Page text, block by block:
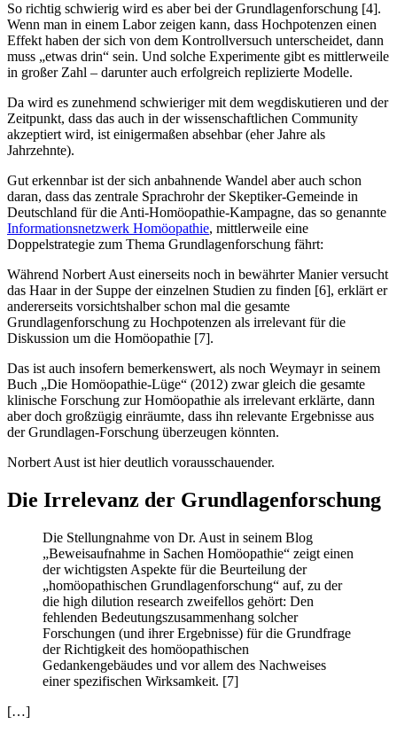
So richtig schwierig wird es aber bei der Grundlagenforschung [4].
Wenn man in einem Labor zeigen kann, dass Hochpotenzen einen
Effekt haben der sich von dem Kontrollversuch unterscheidet, dann
muss „etwas drin“ sein. Und solche Experimente gibt es mittlerweile
in großer Zahl – darunter auch erfolgreich replizierte Modelle.
Da wird es zunehmend schwieriger mit dem wegdiskutieren und der
Zeitpunkt, dass das auch in der wissenschaftlichen Community
akzeptiert wird, ist einigermaßen absehbar (eher Jahre als
Jahrzehnte).
Gut erkennbar ist der sich anbahnende Wandel aber auch schon
daran, dass das zentrale Sprachrohr der Skeptiker-Gemeinde in
Deutschland für die Anti-Homöopathie-Kampagne, das so genannte
Informationsnetzwerk Homöopathie, mittlerweile eine
Doppelstrategie zum Thema Grundlagenforschung fährt:
Während Norbert Aust einerseits noch in bewährter Manier versucht
das Haar in der Suppe der einzelnen Studien zu finden [6], erklärt er
andererseits vorsichtshalber schon mal die gesamte
Grundlagenforschung zu Hochpotenzen als irrelevant für die
Diskussion um die Homöopathie [7].
Das ist auch insofern bemerkenswert, als noch Weymayr in seinem
Buch „Die Homöopathie-Lüge“ (2012) zwar gleich die gesamte
klinische Forschung zur Homöopathie als irrelevant erklärte, dann
aber doch großzügig einräumte, dass ihn relevante Ergebnisse aus
der Grundlagen-Forschung überzeugen könnten.
Norbert Aust ist hier deutlich vorausschauender.
Die Irrelevanz der Grundlagenforschung
Die Stellungnahme von Dr. Aust in seinem Blog
„Beweisaufnahme in Sachen Homöopathie“ zeigt einen
der wichtigsten Aspekte für die Beurteilung der
„homöopathischen Grundlagenforschung“ auf, zu der
die high dilution research zweifellos gehört: Den
fehlenden Bedeutungszusammenhang solcher
Forschungen (und ihrer Ergebnisse) für die Grundfrage
der Richtigkeit des homöopathischen
Gedankengebäudes und vor allem des Nachweises
einer spezifischen Wirksamkeit. [7]
[…]